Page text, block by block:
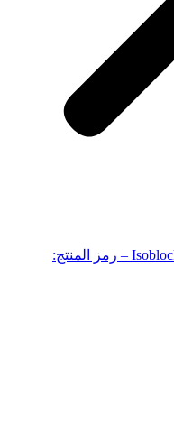
الكتل الخرسانية الخفيفة Isoblock – رمز المنتج: